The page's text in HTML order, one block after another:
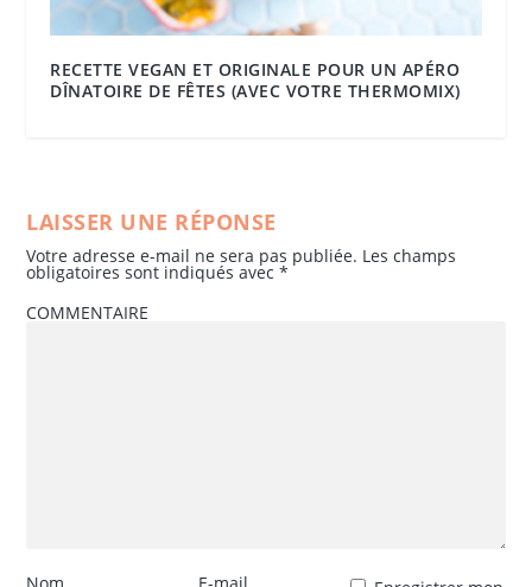
RECETTE VEGAN ET ORIGINALE POUR UN APÉRO
DÎNATOIRE DE FÊTES (AVEC VOTRE THERMOMIX)
LAISSER UNE RÉPONSE
Votre adresse e-mail ne sera pas publiée. Les champs
obligatoires sont indiqués avec*
COMMENTAIRE